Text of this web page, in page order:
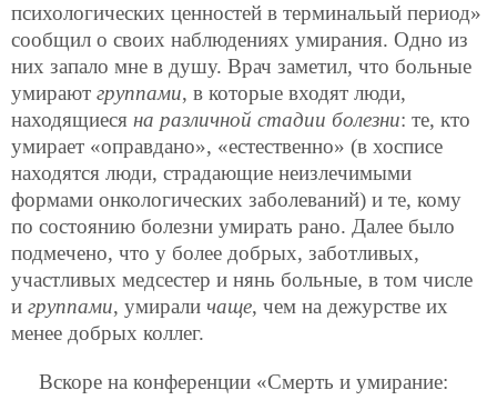
психологических ценностей в терминальый период»
сообщил о своих наблюдениях умирания. Одно из
них запало мне в душу. Врач заметил, что больные
умирают группами, в которые входят люди,
находящиеся на различной стадии болезни: те, кто
умирает «оправдано», «естественно» (в хосписе
находятся люди, страдающие неизлечимыми
формами онкологических заболеваний) и те, кому
по состоянию болезни умирать рано. Далее было
подмечено, что у более добрых, заботливых,
участливых медсестер и нянь больные, в том числе
и группами, умирали чаще, чем на дежурстве их
менее добрых коллег.
Вскоре на конференции «Смерть и умирание: